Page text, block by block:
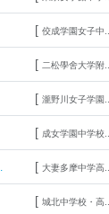
[ 佼成学園女子中...
[ 二松學舍大学附...
[ 瀧野川女子学園...
[ 成女学園中学校...
[ 大妻多摩中学高...
[ 城北中学校・高...